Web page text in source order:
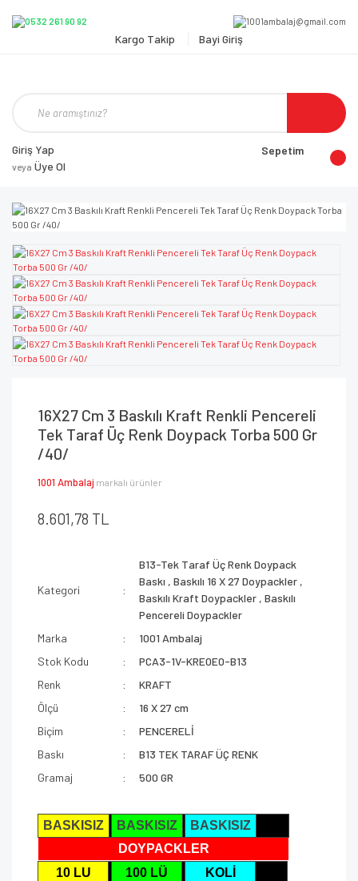
Kargo Takip Bayi Giriş
Giriş Yap
veya Üye Ol
Sepetim
16X27 Cm 3 Baskılı Kraft Renkli Pencereli
Tek Taraf Üç Renk Doypack Torba 500 Gr
/40/
1001 Ambalaj markalı ürünler
8.601,78 TL
Kategori
B13-Tek Taraf Üç Renk Doypack
Baskı ,Baskılı 16 X 27 Doypackler ,
Baskılı Kraft Doypackler ,Baskılı
Pencereli Doypackler
Marka
1001 Ambalaj
Stok Kodu
PCA3-1V-KRE0E0-B13
Renk
KRAFT
Ölçü
16 X 27 cm
Biçim
PENCERELİ
Baskı
B13 TEK TARAF ÜÇ RENK
Gramaj
500 GR
BASKISIZ BASKISIZ
BASKISIZ
DOYPACKLER
10 LU
100 LÜ
KOLİ